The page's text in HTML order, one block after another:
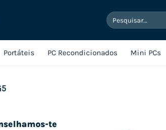
Pesquisar
por:
Portáteis PC Recondicionados Mini PCs
te